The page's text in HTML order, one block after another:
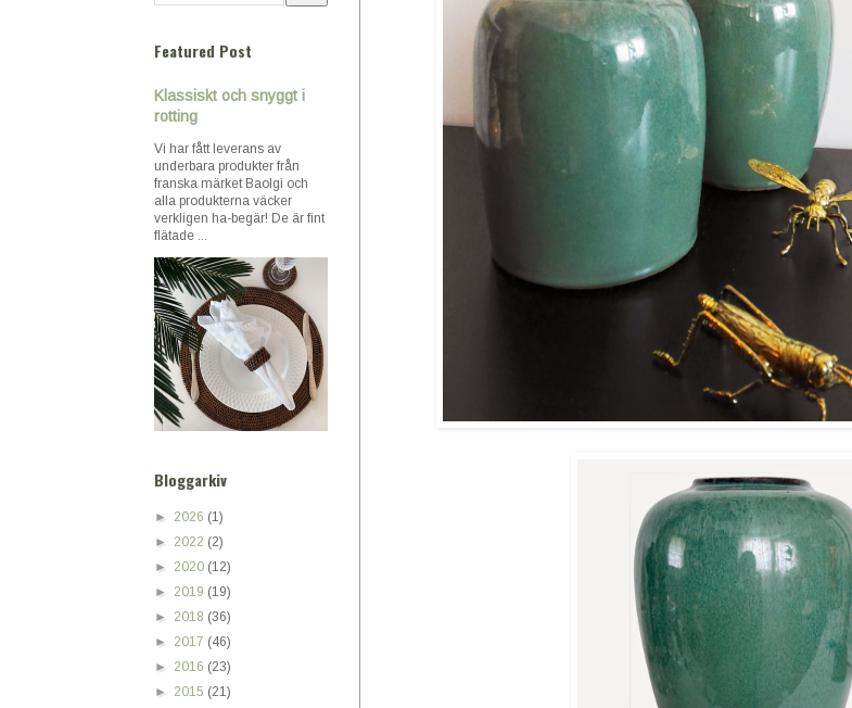
Featured Post
Klassiskt och snyggt i
rotting
Vi har fått leverans av
underbara produkter från
franska märket Baolgi och
alla produkterna väcker
verkligen ha-begär! De är fint
flätade ...
Bloggarkiv
► 2026 (1)
► 2022 (2)
► 2020 (12)
► 2019 (19)
► 2018 (36)
► 2017 (46)
► 2016 (23)
► 2015 (21)